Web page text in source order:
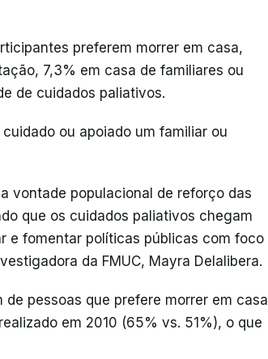
preferem morrer em casa,
7,3% em casa de familiares ou
de cuidados paliativos.
ou apoiado um familiar ou
vontade populacional de reforço das
que os cuidados paliativos chegam
e fomentar políticas públicas com foco
da FMUC, Mayra Delalibera.
pessoas que prefere morrer em casa
em 2010 (65% vs. 51%), o que